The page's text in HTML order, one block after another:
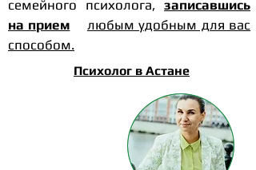
семейного психолога, записавшись
на прием
любым удобным для вас
способом.
Психолог в Астане